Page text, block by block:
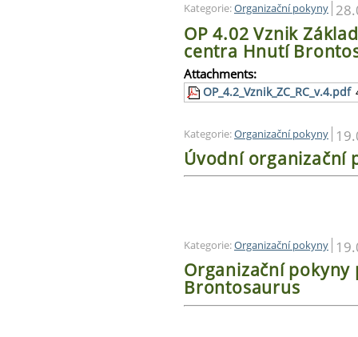
Kategorie:Organizační pokyny
OP 4.02 Vznik
centra Hnutí
Attachments:
OP_4.2_Vznik_ZC_RC_v.4.pdf
Kategorie:Organizační pokyny
Úvodní organizační
Kategorie:Organizační pokyny
Organizační
Brontosaurus